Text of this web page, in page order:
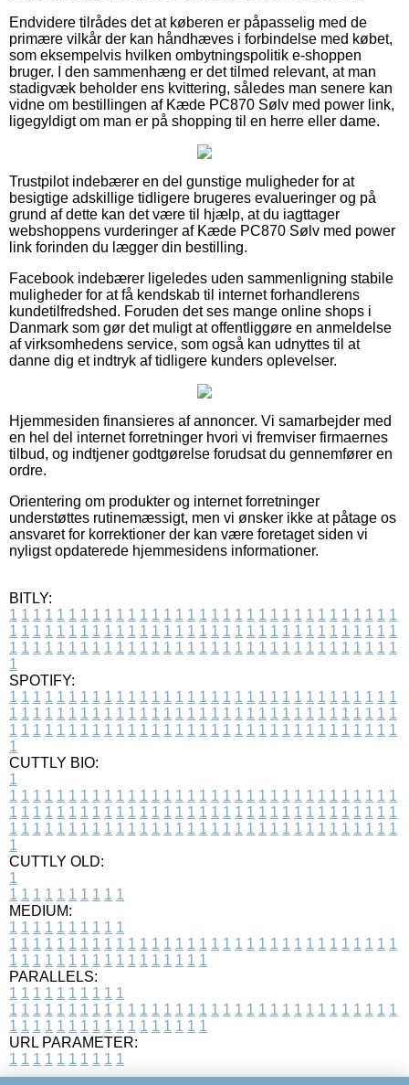
Endvidere tilrådes det at køberen er påpasselig med de
primære vilkår der kan håndhæves i forbindelse med købet,
som eksempelvis hvilken ombytningspolitik e-shoppen
bruger. I den sammenhæng er det tilmed relevant, at man
stadigvæk beholder ens kvittering, således man senere kan
vidne om bestillingen af Kæde PC870 Sølv med power link,
ligegyldigt om man er på shopping til en herre eller dame.
Trustpilot indebærer en del gunstige muligheder for at
besigtige adskillige tidligere brugeres evalueringer og på
grund af dette kan det være til hjælp, at du iagttager
webshoppens vurderinger af Kæde PC870 Sølv med power
link forinden du lægger din bestilling.
Facebook indebærer ligeledes uden sammenligning stabile
muligheder for at få kendskab til internet forhandlerens
kundetilfredshed. Foruden det ses mange online shops i
Danmark som gør det muligt at offentliggøre en anmeldelse
af virksomhedens service, som også kan udnyttes til at
danne dig et indtryk af tidligere kunders oplevelser.
Hjemmesiden finansieres af annoncer. Vi samarbejder med
en hel del internet forretninger hvori vi fremviser firmaernes
tilbud, og indtjener godtgørelse forudsat du gennemfører en
ordre.
Orientering om produkter og internet forretninger
understøttes rutinemæssigt, men vi ønsker ikke at påtage os
ansvaret for korrektioner der kan være foretaget siden vi
nyligst opdaterede hjemmesidens informationer.
BITLY:
1 1 1 1 1 1 1 1 1 1 1 1 1 1 1 1 1 1 1 1 1 1 1 1 1 1 1 1 1 1 1 1 1
1 1 1 1 1 1 1 1 1 1 1 1 1 1 1 1 1 1 1 1 1 1 1 1 1 1 1 1 1 1 1 1 1
1 1 1 1 1 1 1 1 1 1 1 1 1 1 1 1 1 1 1 1 1 1 1 1 1 1 1 1 1 1 1 1 1
1
SPOTIFY:
1 1 1 1 1 1 1 1 1 1 1 1 1 1 1 1 1 1 1 1 1 1 1 1 1 1 1 1 1 1 1 1 1
1 1 1 1 1 1 1 1 1 1 1 1 1 1 1 1 1 1 1 1 1 1 1 1 1 1 1 1 1 1 1 1 1
1 1 1 1 1 1 1 1 1 1 1 1 1 1 1 1 1 1 1 1 1 1 1 1 1 1 1 1 1 1 1 1 1
1
CUTTLY BIO:
1
1 1 1 1 1 1 1 1 1 1 1 1 1 1 1 1 1 1 1 1 1 1 1 1 1 1 1 1 1 1 1 1 1
1 1 1 1 1 1 1 1 1 1 1 1 1 1 1 1 1 1 1 1 1 1 1 1 1 1 1 1 1 1 1 1 1
1 1 1 1 1 1 1 1 1 1 1 1 1 1 1 1 1 1 1 1 1 1 1 1 1 1 1 1 1 1 1 1 1
1
CUTTLY OLD:
1
1 1 1 1 1 1 1 1 1 1
MEDIUM:
1 1 1 1 1 1 1 1 1 1
1 1 1 1 1 1 1 1 1 1 1 1 1 1 1 1 1 1 1 1 1 1 1 1 1 1 1 1 1 1 1 1 1
1 1 1 1 1 1 1 1 1 1 1 1 1 1 1 1 1
PARALLELS:
1 1 1 1 1 1 1 1 1 1
1 1 1 1 1 1 1 1 1 1 1 1 1 1 1 1 1 1 1 1 1 1 1 1 1 1 1 1 1 1 1 1 1
1 1 1 1 1 1 1 1 1 1 1 1 1 1 1 1 1
URL PARAMETER:
1 1 1 1 1 1 1 1 1 1